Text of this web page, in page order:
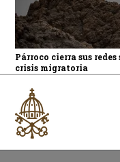
Párroco cierra sus
crisis migratoria